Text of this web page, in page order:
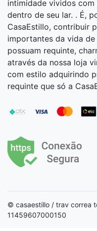
intimidade vividos
dentro de seu lar. . É,
CasaEstillo, contribuir
importantes da vida de
possuam requinte,
através da nossa loja
com estilo adquirindo
requinte que só a
© casaestillo / trav correa
11459607000150